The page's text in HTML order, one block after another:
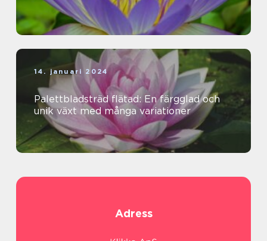
14. januari 2024
Palettbladsträd flätad: En färgglad och
unik växt med många variationer
Adress